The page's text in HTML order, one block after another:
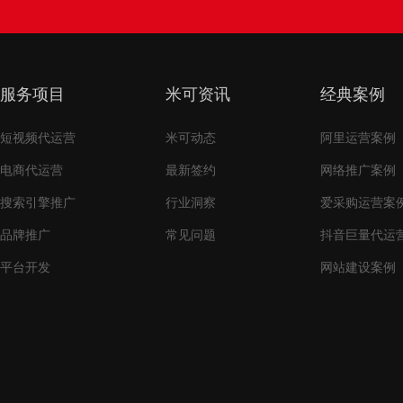
服务项目
短视频代运营
电商代运营
搜索引擎推广
品牌推广
平台开发
米可资讯
米可动态
最新签约
行业洞察
常见问题
经典案例
阿里运营案例
网络推广案例
爱采购运营案
抖音巨量代运
网站建设案例